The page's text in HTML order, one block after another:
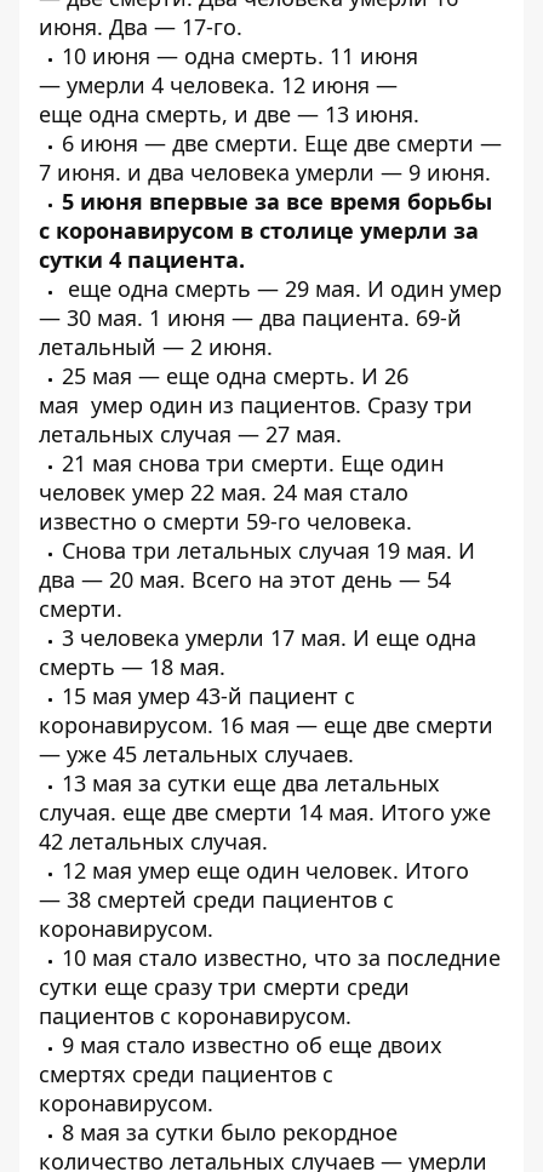
июня. Два — 17-го.
10 июня — одна смерть. 11 июня
— умерли 4 человека. 12 июня —
еще одна смерть, и две — 13 июня.
6 июня — две смерти. Еще две смерти —
7 июня. и два человека умерли — 9 июня.
5 июня впервые за все время борьбы
с коронавирусом в столице умерли за
сутки 4 пациента.
еще одна смерть — 29 мая. И один умер
— 30 мая. 1 июня — два пациента. 69-й
летальный — 2 июня.
25 мая — еще одна смерть. И 26
мая умер один из пациентов. Сразу три
летальных случая — 27 мая.
21 мая снова три смерти. Еще один
человек умер 22 мая. 24 мая стало
известно о смерти 59-го человека.
Снова три летальных случая 19 мая. И
два — 20 мая. Всего на этот день — 54
смерти.
3 человека умерли 17 мая. И еще одна
смерть — 18 мая.
15 мая умер 43-й пациент с
коронавирусом. 16 мая — еще две смерти
— уже 45 летальных случаев.
13 мая за сутки еще два летальных
случая. еще две смерти 14 мая. Итого уже
42 летальных случая.
12 мая умер еще один человек. Итого
— 38 смертей среди пациентов с
коронавирусом.
10 мая стало известно, что за последние
сутки еще сразу три смерти среди
пациентов с коронавирусом.
9 мая стало известно об еще двоих
смертях среди пациентов с
коронавирусом.
8 мая за сутки было рекордное
количество летальных случаев — умерли